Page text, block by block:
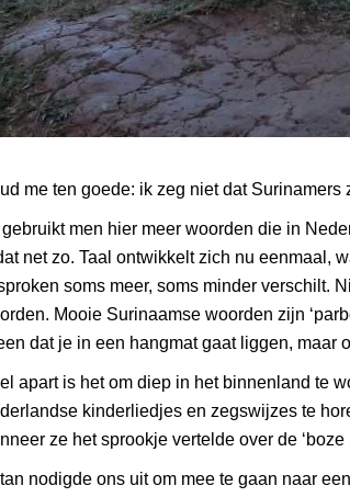
me ten goede: ik zeg niet dat
men hier meer woorden die in
net zo. Taal ontwikkelt zich nu eenmaal,
soms meer, soms minder verschilt.
Mooie Surinaamse woorden zijn
dat je in een hangmat gaat liggen, maar
apart is het om diep in het binnenland te
kinderliedjes en zegswijzes te
ze het sprookje vertelde over de ‘boze
nodigde ons uit om mee te gaan naar